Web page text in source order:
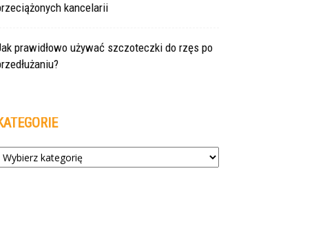
kancelarii
prawidłowo używać szczoteczki do rzęs po